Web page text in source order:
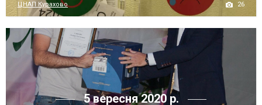
ЦНАП Курахово 26
5 вересня 2020 р.